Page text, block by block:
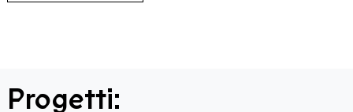
Progetti: